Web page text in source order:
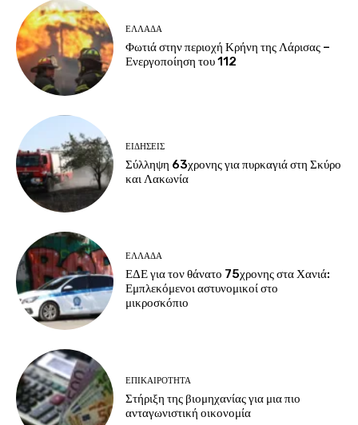
ΕΛΛΑΔΑ
Φωτιά στην περιοχή Κρήνη της Λάρισας –
Ενεργοποίηση του 112
ΕΙΔΗΣΕΙΣ
Σύλληψη 63χρονης για πυρκαγιά στη Σκύρο
και Λακωνία
ΕΛΛΑΔΑ
ΕΔΕ για τον θάνατο 75χρονης στα Χανιά:
Εμπλεκόμενοι αστυνομικοί στο
μικροσκόπιο
ΕΠΙΚΑΙΡΟΤΗΤΑ
Στήριξη της βιομηχανίας για μια πιο
ανταγωνιστική οικονομία